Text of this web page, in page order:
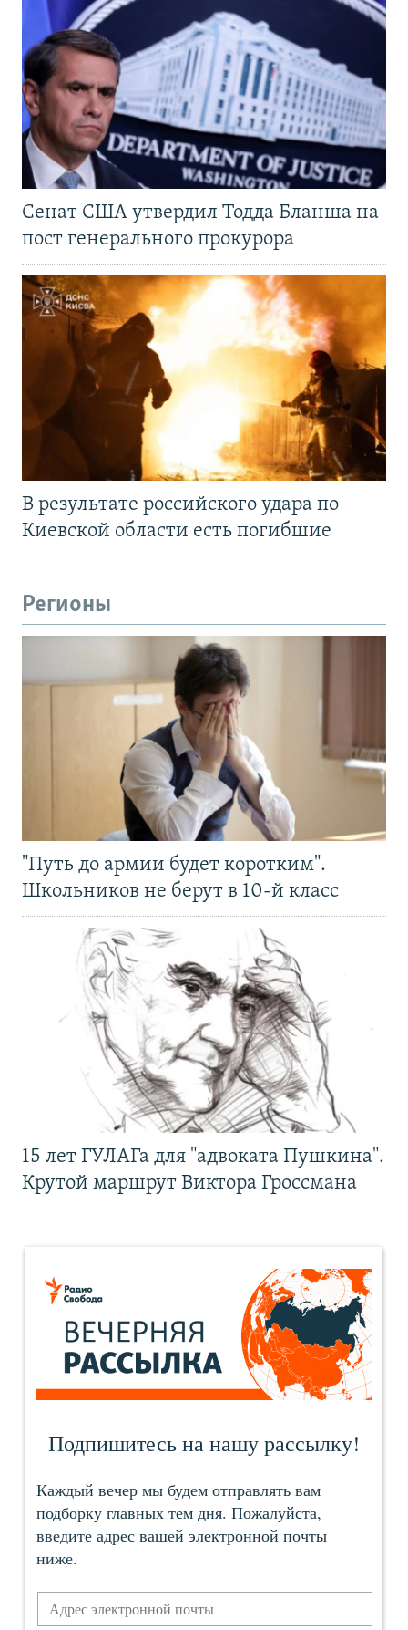
Сенат США утвердил Тодда Бланша на
пост генерального прокурора
В результате российского удара по
Киевской области есть погибшие
Регионы
"Путь до армии будет коротким".
Школьников не берут в 10-й класс
15 лет ГУЛАГа для "адвоката Пушкина".
Крутой маршрут Виктора Гроссмана